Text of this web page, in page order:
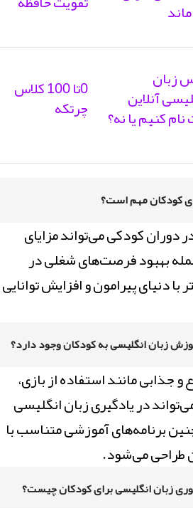
زبان
آنلاین
کنیم یا نه؟
0تا 100 کلاس
چرتکه
کودکان مهم است؟
دوران کودکی می‌تواند مزایای
بهبود فرصت‌های شغلی در
با دنیای پیرامون و افزایش توانایی
زبان انگلیسی به کودکان وجود دارد؟
مانند استفاده از بازی،
در یادگیری زبان انگلیسی
برنامه‌های آموزشی متناسب با
طراحی می‌شود.
زبان انگلیسی برای کودکان چیست؟